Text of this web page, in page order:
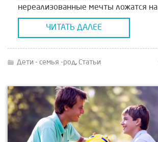
нереализованные мечты ложатся на
плечи малышей тяжким грузом. И
круг замыкается. Новые […]
ЧИТАТЬ ДАЛЕЕ
Дети - семья -род, Статьи